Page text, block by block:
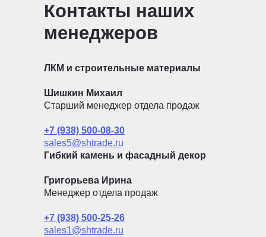
Контакты наших
менеджеров
ЛКМ и строительные материалы
Шишкин Михаил
Старший менеджер отдела продаж
+7 (938) 500-08-30
sales5@shtrade.ru
Гибкий камень и фасадный декор
Григорьева Ирина
Менеджер отдела продаж
+7 (938) 500-25-26
sales1@shtrade.ru